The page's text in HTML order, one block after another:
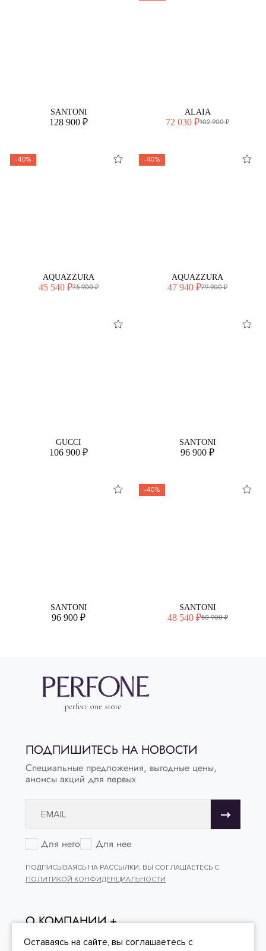
SANTONI
128 900 ₽
ALAIA
72 030 ₽102 900 ₽
-40%
AQUAZZURA
45 540 ₽75 900 ₽
-40%
AQUAZZURA
47 940 ₽79 900 ₽
GUCCI
106 900 ₽
SANTONI
96 900 ₽
SANTONI
96 900 ₽
-40%
SANTONI
48 540 ₽80 900 ₽
ПОДПИШИТЕСЬ НА НОВОСТИ
Специальные предложения, выгодные цены,
анонсы акций для первых
Для него Для нее
ПОДПИСЫВАЯСЬ НА РАССЫЛКИ, ВЫ СОГЛАШАЕТЕСЬ С
ПОЛИТИКОЙ КОНФИДЕНЦИАЛЬНОСТИ
О КОМПАНИИ
ОНЛАЙН - ПОКУПКИ
Оставаясь на сайте, вы соглашаетесь с